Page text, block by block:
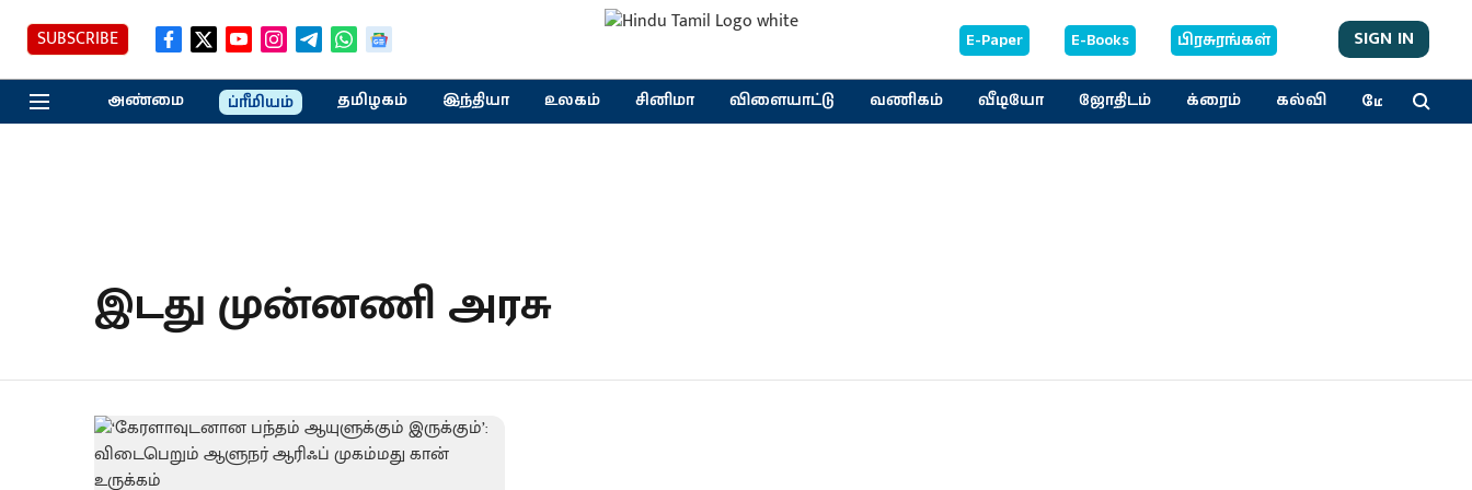
SUBSCRIBE E-Paper E-Books பிரசுரங்கள் SIGN IN
அண்மை ப்ரீமியம் தமிழகம் இந்தியா உலகம் சினிமா விளையாட்டு வணிகம் வீடியோ ஜோதிடம் க்ரைம் கல்வி மேலும்
இடது முன்னணி அரசு